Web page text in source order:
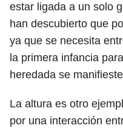
estar ligada a un solo
han descubierto que
ya que se necesita
la primera infancia
heredada se
La altura es otro
por una interacción